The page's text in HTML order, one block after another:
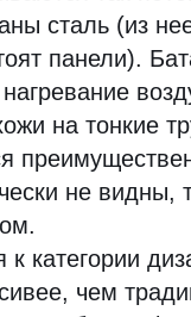
сталь (из
панели).
на тонкие
не видны,
категории
чем